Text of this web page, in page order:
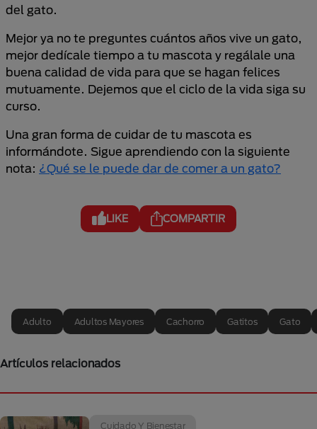
del gato.
Mejor ya no te preguntes cuántos años vive un gato,
mejor dedícale tiempo a tu mascota y regálale una
buena calidad de vida para que se hagan felices
mutuamente. Dejemos que el ciclo de la vida siga su
curso.
Una gran forma de cuidar de tu mascota es
informándote. Sigue aprendiendo con la siguiente
nota: ¿Qué se le puede dar de comer a un gato?
LIKE COMPARTIR
Adulto Adultos Mayores Cachorro Gatitos Gato
Artículos relacionados
Cuidado Y Bienestar